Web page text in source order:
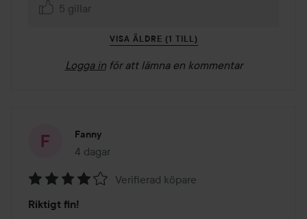
5 gillar
VISA ÄLDRE (1 TILL)
Logga in för att lämna en kommentar
Fanny
4 dagar
Inlägget skapades 4 dagar
4
Verifierad köpare
Riktigt fin!